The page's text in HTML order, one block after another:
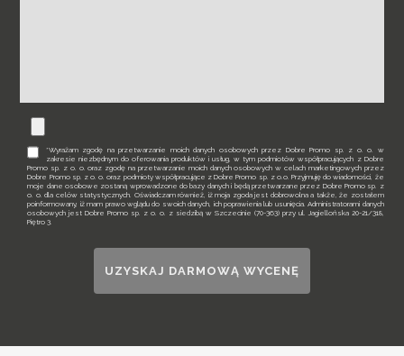
*Wyrażam zgodę na przetwarzanie moich danych osobowych przez Dobre Promo sp. z o. o. w
zakresie niezbędnym do oferowania produktów i usług, w tym podmiotów współpracujących z Dobre
Promo sp. z o. o. oraz zgodę na przetwarzanie moich danych osobowych w celach marketingowych przez
Dobre Promo sp. z o. o. oraz podmioty współpracujące z Dobre Promo sp. z o.o. Przyjmuję do wiadomości, że
moje dane osobowe zostaną wprowadzone do bazy danych i będą przetwarzane przez Dobre Promo sp. z
o. o. dla celów statystycznych. Oświadczam również, iż moja zgoda jest dobrowolna a także, że zostałem
poinformowany, iż mam prawo wglądu do swoich danych, ich poprawienia lub usunięcia. Administratorami danych
osobowych jest Dobre Promo sp. z o. o. z siedzibą w Szczecinie (70-363) przy ul. Jagiellońska 20-21/318,
Piętro 3.